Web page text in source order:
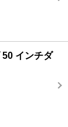
50 インチダ